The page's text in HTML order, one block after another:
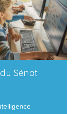
Sénat